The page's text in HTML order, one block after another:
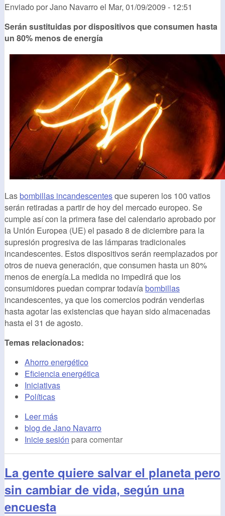
Enviado porJano Navarro el Mar, 01/09/2009 - 12:51
Serán sustituidas por dispositivos que consumen hasta
un 80% menos de energía
Lasbombillas incandescentesque superen los 100 vatios
serán retiradas a partir de hoy del mercado europeo. Se
cumple así con la primera fase del calendario aprobado por
la Unión Europea (UE) el pasado 8 de diciembre para la
supresión progresiva de las lámparas tradicionales
incandescentes. Estos dispositivos serán reemplazados por
otros de nueva generación, que consumen hasta un 80%
menos de energía.La medida no impedirá que los
consumidores puedan comprar todavíabombillas
incandescentes, ya que los comercios podrán venderlas
hasta agotar las existencias que hayan sido almacenadas
hasta el 31 de agosto.
Temas relacionados:
Ahorro energético
Eficiencia energética
Iniciativas
Políticas
Leer más
blog de Jano Navarro
Inicie sesión para comentar
La gente quiere salvar el planeta pero
sin cambiar de vida, según una
encuesta